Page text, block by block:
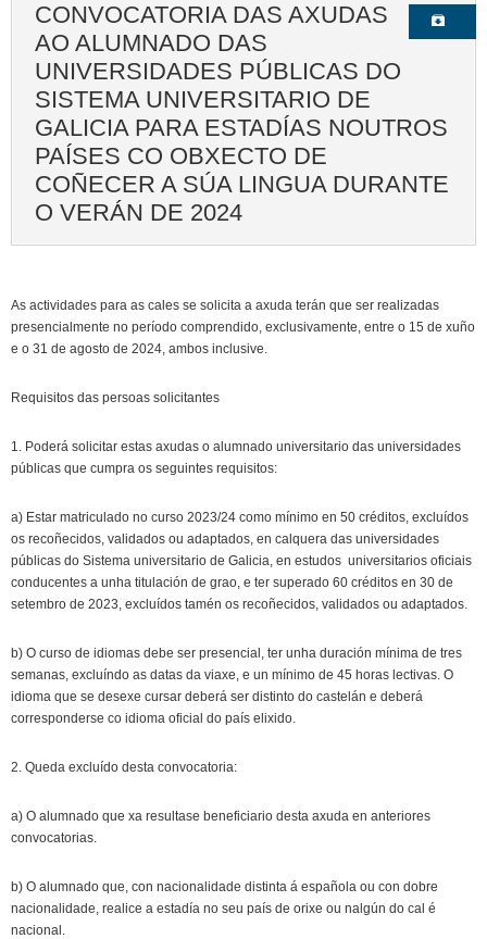
CONVOCATORIA DAS AXUDAS
AO ALUMNADO DAS
UNIVERSIDADES PÚBLICAS DO
SISTEMA UNIVERSITARIO DE
GALICIA PARA ESTADÍAS NOUTROS
PAÍSES CO OBXECTO DE
COÑECER A SÚA LINGUA DURANTE
O VERÁN DE 2024
As actividades para as cales se solicita a axuda terán que ser realizadas
presen­cialmente no período comprendido, exclusivamente, entre o 15 de xuño
e o 31 de agosto de 2024, ambos inclusive.
Requisitos das persoas solicitantes
1. Poderá solicitar estas axudas o alumnado universitario das universidades
públicas que cumpra os seguintes requisitos:
a) Estar matriculado no curso 2023/24 como mínimo en 50 créditos, excluídos
os recoñecidos, validados ou adaptados, en calquera das universidades
públicas do Sistema universitario de Galicia, en estudos universitarios oficiais
conducentes a unha titulación de grao, e ter superado 60 créditos en 30 de
setembro de 2023, excluídos tamén os recoñecidos, validados ou adaptados.
b) O curso de idiomas debe ser presencial, ter unha duración mínima de tres
semanas, excluíndo as datas da viaxe, e un mínimo de 45 horas lectivas. O
idioma que se desexe cursar deberá ser distinto do castelán e deberá
corresponderse co idioma oficial do país elixido.
2. Queda excluído desta convocatoria:
a) O alumnado que xa resultase beneficiario desta axuda en anteriores
convocatorias.
b) O alumnado que, con nacionalidade distinta á española ou con dobre
nacionalidade, realice a estadía no seu país de orixe ou nalgún do cal é
nacional.